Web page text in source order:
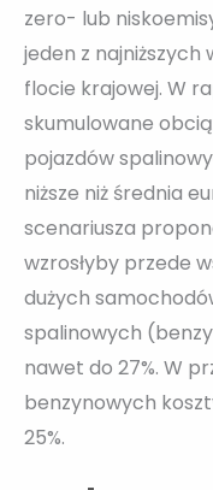
zero- lub
jeden z najniższych
flocie krajowej. W
skumulowane
pojazdów
niższe niż średnia
scenariusza
wzrosłyby przede
dużych
spalinowych
nawet do 27%. W
benzynowych
25%.